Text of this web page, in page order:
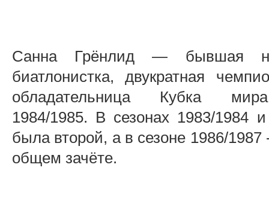
Санна Грёнлид — бывшая
биатлонистка, двукратная
обладательница Кубка
1984/1985. В сезонах 1983/1984
была второй, а в сезоне 1986/1987
общем зачёте.